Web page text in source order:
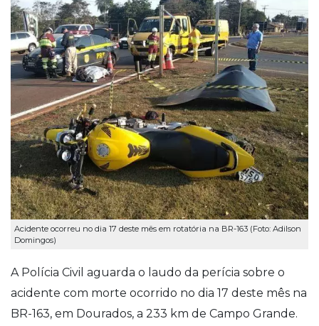
Acidente ocorreu no dia 17 deste mês em rotatória na BR-163 (Foto: Adilson
Domingos)
A Polícia Civil aguarda o laudo da perícia sobre o
acidente com morte ocorrido no dia 17 deste mês na
BR-163, em Dourados, a 233 km de Campo Grande.